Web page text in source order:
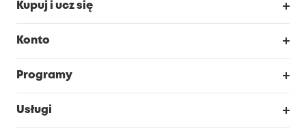
Kupuj i ucz się
Konto
Programy
Usługi